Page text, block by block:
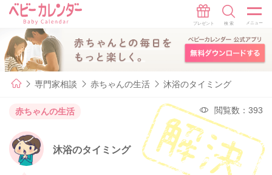
専門家相談 赤ちゃんの生活 沐浴のタイミング
赤ちゃんの生活 閲覧数：393
沐浴のタイミング